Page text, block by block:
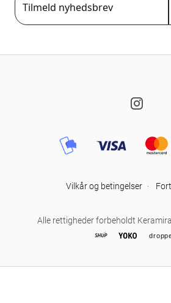
Tilmeld nyhedsbrev
Vilkår og betingelser ·
Alle rettigheder forbeholdt